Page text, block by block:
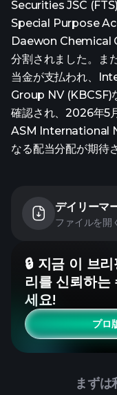
Securities JSC
Special Purpose
Daewon Chemical
分割されました。ま
当金が支払われ、
Group NV (KBCSF)
確認され、2026年5
ASM International
なる配当分配が期待
デイリーマ
ファイルを開
🔒 지금 이 브
리를 신뢰하는
세요!
プロ
まずは